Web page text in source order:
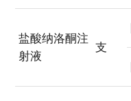
盐酸纳洛酮注
射液
支